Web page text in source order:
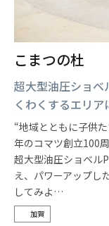
こまつの杜
超大型油圧ショベ
くわくするエリア
“地域とともに子供
年のコマツ創立100
超大型油圧ショベル
え、パワーアップし
してみよ…
加賀